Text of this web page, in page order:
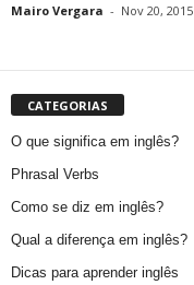
Mairo Vergara - Nov 20, 2015
CATEGORIAS
O que significa em inglês?
Phrasal Verbs
Como se diz em inglês?
Qual a diferença em inglês?
Dicas para aprender inglês